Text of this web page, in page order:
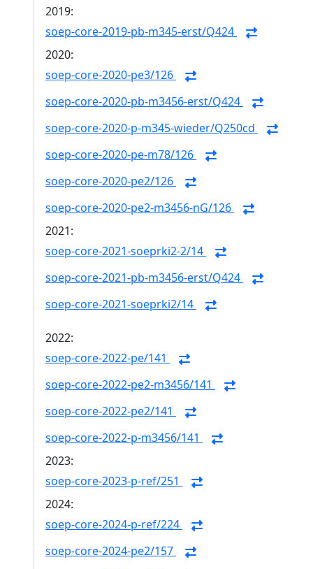
2019:
soep-core-2019-pb-m345-erst/Q424
2020:
soep-core-2020-pe3/126
soep-core-2020-pb-m3456-erst/Q424
soep-core-2020-p-m345-wieder/Q250cd
soep-core-2020-pe-m78/126
soep-core-2020-pe2/126
soep-core-2020-pe2-m3456-nG/126
2021:
soep-core-2021-soeprki2-2/14
soep-core-2021-pb-m3456-erst/Q424
soep-core-2021-soeprki2/14
2022:
soep-core-2022-pe/141
soep-core-2022-pe2-m3456/141
soep-core-2022-pe2/141
soep-core-2022-p-m3456/141
2023:
soep-core-2023-p-ref/251
2024:
soep-core-2024-p-ref/224
soep-core-2024-pe2/157